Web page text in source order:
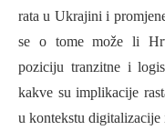
rata u Ukrajini i
se o tome može li
poziciju tranzitne i
kakve su implikacije
u kontekstu